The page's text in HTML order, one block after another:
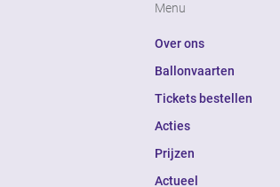
Menu
Over ons
Ballonvaarten
Tickets bestellen
Acties
Prijzen
Actueel